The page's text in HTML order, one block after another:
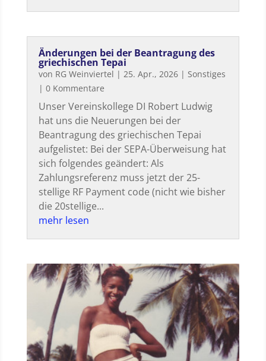
Änderungen bei der Beantragung des
griechischen Tepai
von RG Weinviertel | 25. Apr., 2026| Sonstiges
| 0 Kommentare
Unser Vereinskollege DI Robert Ludwig
hat uns die Neuerungen bei der
Beantragung des griechischen Tepai
aufgelistet: Bei der SEPA-Überweisung hat
sich folgendes geändert: Als
Zahlungsreferenz muss jetzt der 25-
stellige RF Payment code (nicht wie bisher
die 20stellige...
mehr lesen